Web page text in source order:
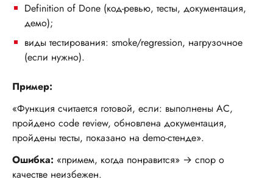
Definition of Done (код-ревью, тесты, документация,
демо);
виды тестирования: smoke/regression, нагрузочное
(если нужно).
Пример:
«Функция считается готовой, если: выполнены AC,
пройдено code review, обновлена документация,
пройдены тесты, показано на demo-стенде».
Ошибка: «примем, когда понравится» → спор о
качестве неизбежен.